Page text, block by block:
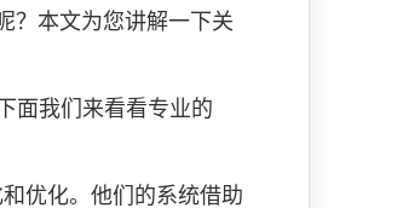
？本文为您讲解一下关
我们来看看专业的
优化。他们的系统借助